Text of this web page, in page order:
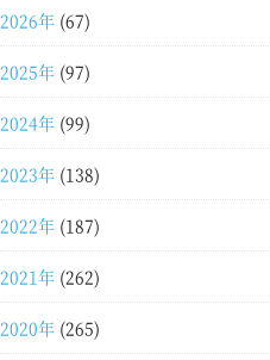
2026年 (67)
2025年 (97)
2024年 (99)
2023年 (138)
2022年 (187)
2021年 (262)
2020年 (265)